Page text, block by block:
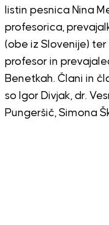
listin pesnica Nina
profesorica,
(obe iz Slovenije)
profesor in
Benetkah. Člani in
so Igor Divjak, dr.
Pungeršič, Simona